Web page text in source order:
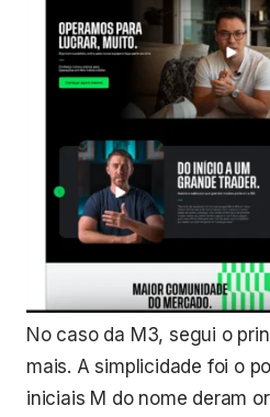
No caso da M3, segui o
mais. A simplicidade foi o
iniciais M do nome deram